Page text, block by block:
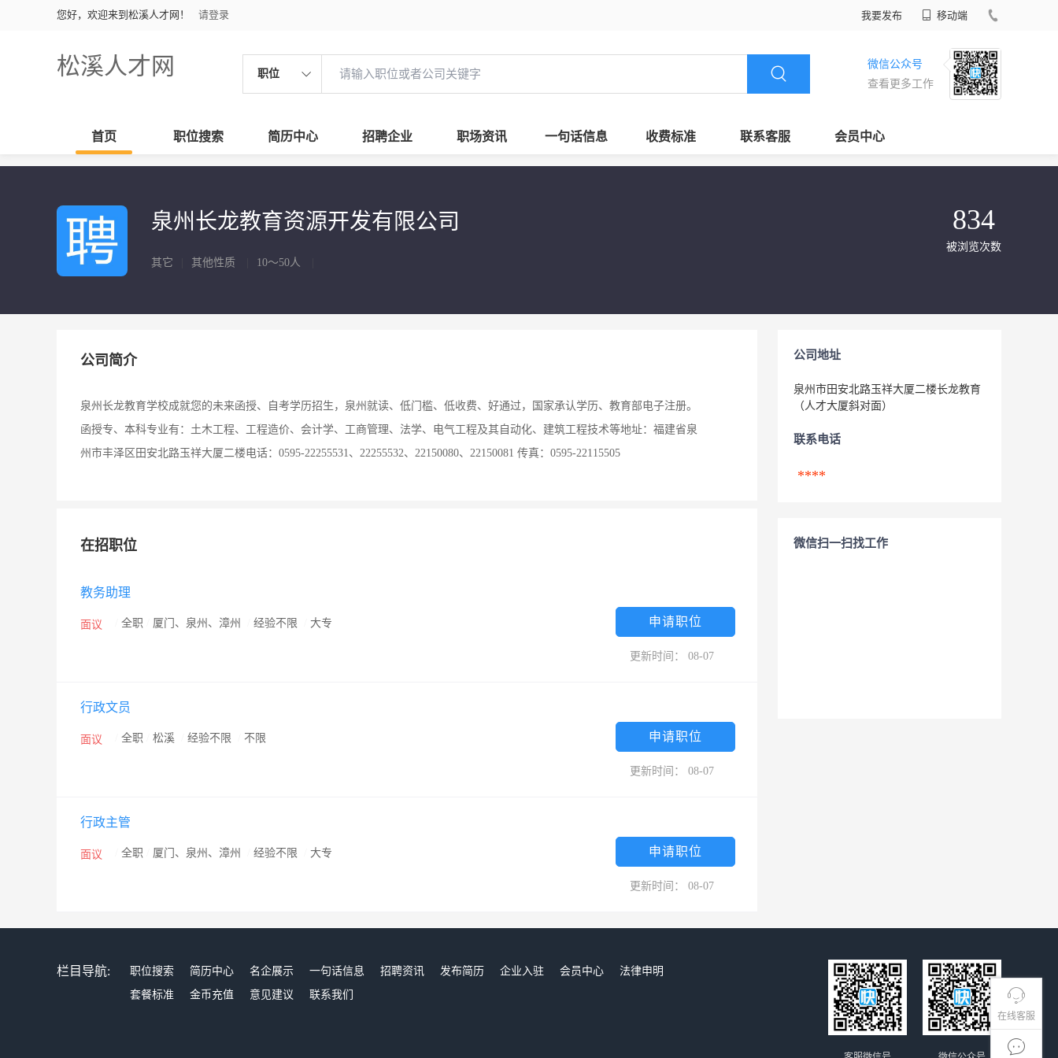
您好，欢迎来到松溪人才网！ 请登录 我要发布 移动端
松溪人才网 职位
微信公众号
查看更多工作
首页 职位搜索 简历中心 招聘企业 职场资讯 一句话信息 收费标准 联系客服 会员中心
在线客服
泉州长龙教育资源开发有限公司
其它 其他性质 10～50人
834
被浏览次数
公司简介
泉州长龙教育学校成就您的未来函授、自考学历招生，泉州就读、低门槛、低收费、好通过，国家承认学历、教育部电子注册。
函授专、本科专业有：土木工程、工程造价、会计学、工商管理、法学、电气工程及其自动化、建筑工程技术等地址：福建省泉
州市丰泽区田安北路玉祥大厦二楼电话：0595-22255531、22255532、22150080、22150081 传真：0595-22115505
在招职位
教务助理
面议 全职 厦门、泉州、漳州 经验不限 大专 申请职位
更新时间： 08-07
行政文员
面议 全职 松溪 经验不限 不限 申请职位
更新时间： 08-07
行政主管
面议 全职 厦门、泉州、漳州 经验不限 大专 申请职位
更新时间： 08-07
公司地址
泉州市田安北路玉祥大厦二楼长龙教育
（人才大厦斜对面）
联系电话
****
微信扫一扫找工作
栏目导航: 职位搜索 简历中心 名企展示 一句话信息 招聘资讯 发布简历 企业入驻 会员中心
法律申明
套餐标准
金币充值 意见建议 联系我们